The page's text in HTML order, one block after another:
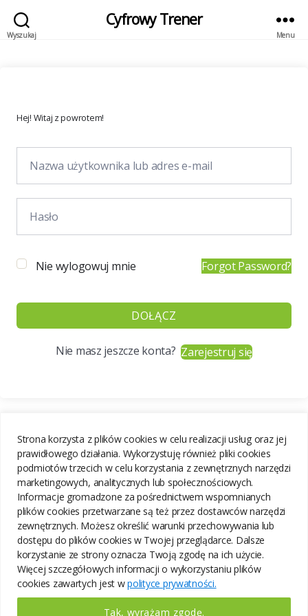
Strona korzysta z plików cookies w celu realizacji usług oraz jej
prawidłowego działania. Wykorzystuję również pliki cookies
podmiotów trzecich w celu korzystania z zewnętrznych narzędzi
marketingowych, analitycznych lub społecznościowych.
Informacje gromadzone za pośrednictwem wspomnianych
plików cookies przetwarzane są też przez dostawców narzędzi
zewnętrznych. Możesz określić warunki przechowywania lub
dostępu do plików cookies w Twojej przeglądarce. Dalsze
korzystanie ze strony oznacza Twoją zgodę na ich użycie.
Więcej szczegółowych informacji o wykorzystaniu plików
cookies zawartych jest wpolityce prywatności.
Tak, wyrażam zgodę.
Wyszukaj
Cyfrowy Trener
Menu
Hej! Witaj z powrotem!
Nie wylogowuj mnie Forgot Password?
DOŁĄCZ
Nie masz jeszcze konta?Zarejestruj się